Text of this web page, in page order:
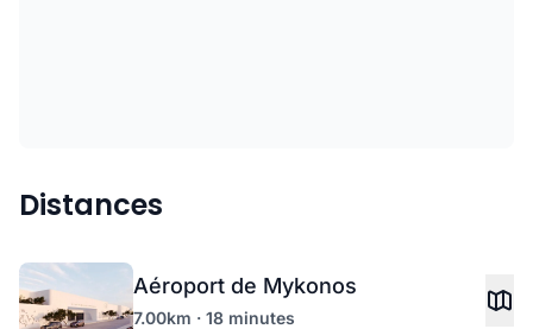
Distances
Aéroport de Mykonos
7.00km · 18 minutes